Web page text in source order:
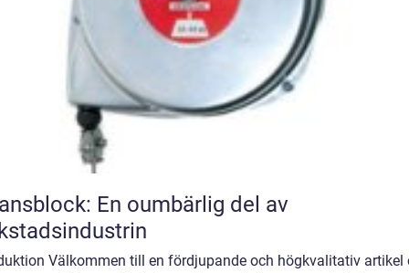
En oumbärlig del av
Välkommen till en fördjupande och högkvalitativ artikel